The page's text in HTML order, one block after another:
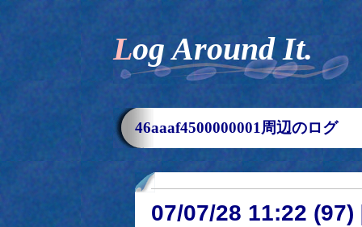
Log Around It.
46aaaf4500000001周辺のログ
07/07/28 11:22 (97)